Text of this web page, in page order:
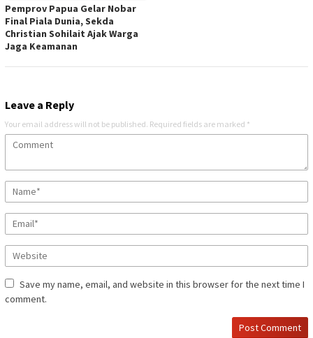
Pemprov Papua Gelar Nobar
Final Piala Dunia, Sekda
Christian Sohilait Ajak Warga
Jaga Keamanan
Leave a Reply
Your email address will not be published. Required fields are marked *
Save my name, email, and website in this browser for the next time I
comment.